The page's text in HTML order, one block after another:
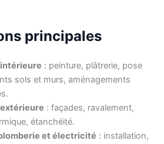
principales
: peinture, plâtrerie, pose
sols et murs, aménagements
: façades, ravalement,
étanchéité.
et électricité : installation,